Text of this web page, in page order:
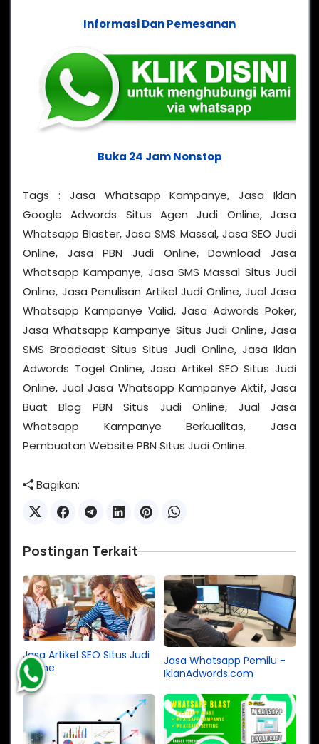
Informasi Dan Pemesanan
Buka 24 Jam Nonstop
Tags : Jasa Whatsapp Kampanye, Jasa Iklan
Google Adwords Situs Agen Judi Online, Jasa
Whatsapp Blaster, Jasa SMS Massal, Jasa SEO Judi
Online, Jasa PBN Judi Online, Download Jasa
Whatsapp Kampanye, Jasa SMS Massal Situs Judi
Online, Jasa Penulisan Artikel Judi Online, Jual Jasa
Whatsapp Kampanye Valid, Jasa Adwords Poker,
Jasa Whatsapp Kampanye Situs Judi Online, Jasa
SMS Broadcast Situs Situs Judi Online, Jasa Iklan
Adwords Togel Online, Jasa Artikel SEO Situs Judi
Online, Jual Jasa Whatsapp Kampanye Aktif, Jasa
Buat Blog PBN Situs Judi Online, Jual Jasa
Whatsapp Kampanye Berkualitas, Jasa
Pembuatan Website PBN Situs Judi Online.
Bagikan:
Postingan Terkait
Jasa Artikel SEO Situs Judi
Online
Jasa Whatsapp Pemilu -
IklanAdwords.com